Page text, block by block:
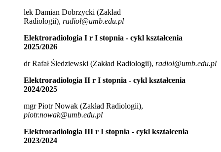
lek Damian Dobrzycki (Zakład
Radiologii), radiol@umb.edu.pl
Elektroradiologia I r I stopnia - cykl kształcenia
2025/2026
dr Rafał Śledziewski (Zakład Radiologii), radiol@umb.edu.pl
Elektroradiologia II r I stopnia - cykl kształcenia
2024/2025
mgr Piotr Nowak (Zakład Radiologii),
piotr.nowak@umb.edu.pl
Elektroradiologia III r I stopnia - cykl kształcenia
2023/2024